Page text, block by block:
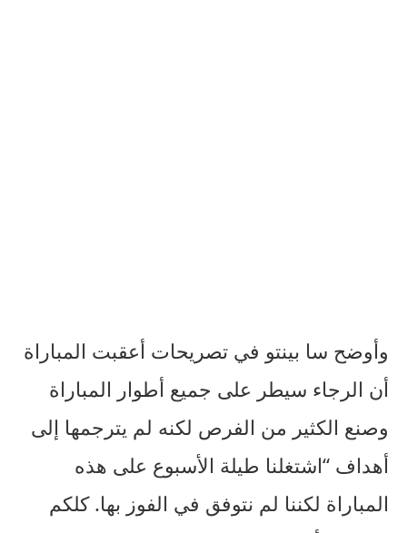
وأوضح سا بينتو في تصريحات أعقبت المباراة
أن الرجاء سيطر على جميع أطوار المباراة
وصنع الكثير من الفرص لكنه لم يترجمها إلى
أهداف “اشتغلنا طيلة الأسبوع على هذه
المباراة لكننا لم نتوفق في الفوز بها. كلكم